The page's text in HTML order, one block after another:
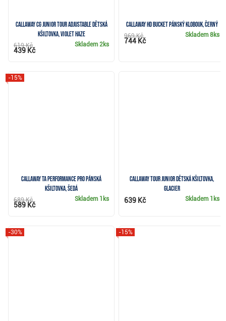
Callaway CG Junior Tour Adjustable dětská
kšiltovka, violet haze
Skladem2ks
619 Kč
439 Kč
Callaway HD Bucket pánský klobouk, černý
Skladem8ks
969 Kč
744 Kč
Callaway TA Performance Pro pánská
kšiltovka, šedá
-15%
Skladem 1ks
689 Kč
589 Kč
Callaway Tour Junior dětská kšiltovka,
glacier
Skladem 1ks
639 Kč
-30% -15%